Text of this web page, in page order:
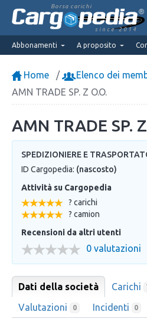
Borsa carichi
since 2014
Abbonamenti A proposito
Home
Elenco dei
AMN TRADE SP. Z O.O.
AMN TRADE SP.
SPEDIZIONIERE E
ID Cargopedia: (nascosto)
Attività su Cargopedia
? carichi
? camion
Recensioni da altri utenti
0 valutazioni
Dati della società Carichi
Valutazioni 0 Incidenti 0